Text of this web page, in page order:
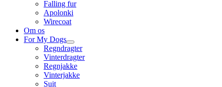
Falling fur
Apolonki
Wirecoat
Om os
For My Dogs
Regndragter
Vinterdragter
Regnjakke
Vinterjakke
Suit